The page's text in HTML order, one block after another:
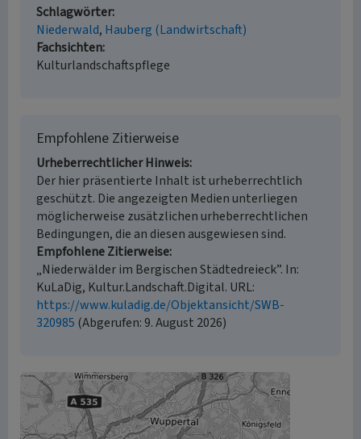
Schlagwörter
Niederwald Hauberg (Landwirtschaft)
Fachsichten
Kulturlandschaftspflege
Empfohlene Zitierweise
Urheberrechtlicher Hinweis
Der hier präsentierte Inhalt ist urheberrechtlich
geschützt. Die angezeigten Medien unterliegen
möglicherweise zusätzlichen urheberrechtlichen
Bedingungen, die an diesen ausgewiesen sind.
Empfohlene Zitierweise
„Niederwälder im Bergischen Städtedreieck”. In:
KuLaDig, Kultur.Landschaft.Digital. URL:
https://www.kuladig.de/Objektansicht/SWB-
320985 (Abgerufen: 9. August 2026)